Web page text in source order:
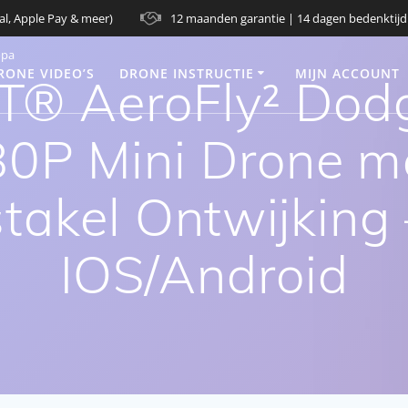
Apple Pay & meer) 12 maanden garantie | 14 dagen bedenktijd
VIDEO’S DRONE INSTRUCTIE MIJN ACCOUNT
AeroFly²
Mini Drone
Ontwijking
IOS/Android